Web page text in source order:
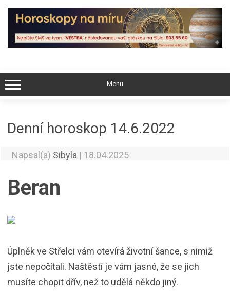
Skip
content
Menu
Denní horoskop 14.6.2022
Napsal(a) Sibyla | 18.04.2025
Beran
Úplněk ve Střelci vám otevírá životní šance, s nimiž
jste nepočítali. Naštěstí je vám jasné, že se jich
musíte chopit dřív, než to udělá někdo jiný.